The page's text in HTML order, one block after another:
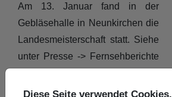
Am 13. Januar fand in der
Gebläsehalle in Neunkirchen die
Landesmeisterschaft statt. Siehe
unter Presse -> Fernsehberichte
den Sendungen "Aktueller
Diese Seite verwendet Cookies.